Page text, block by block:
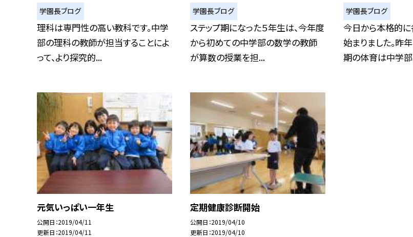
学園長ブログ
理科は専門性の高い教科です。中学
部の理科の教師が担当することによ
って、より探究的...
学園長ブログ
ステップ期になった５年生は、今年度
から初めての中学部の数学の教師
が算数の授業を担...
学園長ブログ
今日から本格的
始まりました。昨
期の体育は中学
元気いっぱい一年生
公開日 2019/04/11
更新日 2019/04/11
定期健康診断開始
公開日 2019/04/10
更新日 2019/04/10